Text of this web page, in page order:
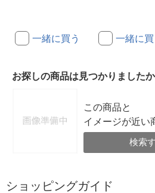
一緒に買う 一緒に買
お探しの商品は見つかりました
この商品と
イメージが近い
検索
ショッピングガイド